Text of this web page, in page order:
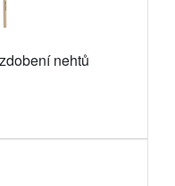
nehtů